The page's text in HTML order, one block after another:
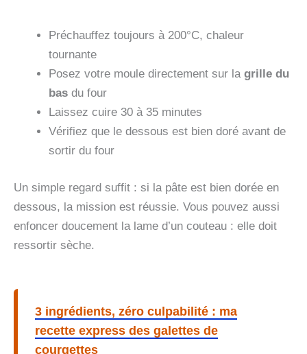
Préchauffez toujours à 200°C, chaleur
tournante
Posez votre moule directement sur la grille du
bas du four
Laissez cuire 30 à 35 minutes
Vérifiez que le dessous est bien doré avant de
sortir du four
Un simple regard suffit : si la pâte est bien dorée en
dessous, la mission est réussie. Vous pouvez aussi
enfoncer doucement la lame d’un couteau : elle doit
ressortir sèche.
3 ingrédients, zéro culpabilité : ma
recette express des galettes de
courgettes